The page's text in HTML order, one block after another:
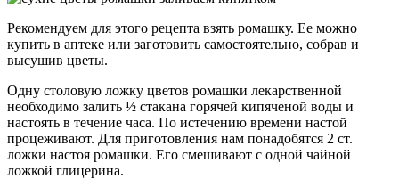
Рекомендуем для этого рецепта взять ромашку. Ее можно
купить в аптеке или заготовить самостоятельно, собрав и
высушив цветы.
Одну столовую ложку цветов ромашки лекарственной
необходимо залить ½ стакана горячей кипяченой воды и
настоять в течение часа. По истечению времени настой
процеживают. Для приготовления нам понадобятся 2 ст.
ложки настоя ромашки. Его смешивают с одной чайной
ложкой глицерина.